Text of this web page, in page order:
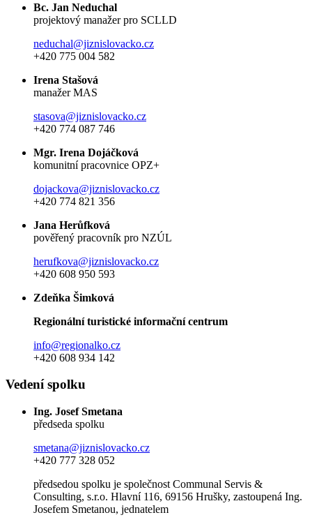
Bc. Jan Neduchal
projektový manažer pro SCLLD
neduchal@jiznislovacko.cz
+420 775 004 582
Irena Stašová
manažer MAS
stasova@jiznislovacko.cz
+420 774 087 746
Mgr. Irena Dojáčková
komunitní pracovnice OPZ+
dojackova@jiznislovacko.cz
+420 774 821 356
Jana Herůfková
pověřený pracovník pro NZÚL
herufkova@jiznislovacko.cz
+420 608 950 593
Zdeňka Šimková
Regionální turistické informační centrum
info@regionalko.cz
+420 608 934 142
Vedení spolku
Ing. Josef Smetana
předseda spolku
smetana@jiznislovacko.cz
+420 777 328 052
předsedou spolku je společnost Communal Servis &
Consulting, s.r.o. Hlavní 116, 69156 Hrušky, zastoupená Ing.
Josefem Smetanou, jednatelem